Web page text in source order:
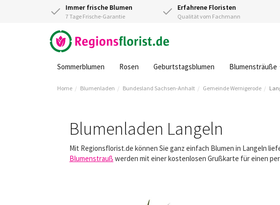
Immer frische Blumen
7 Tage Frische-Garantie
Erfahrene Floristen
Qualität vom Fachmann
Sommerblumen Rosen Geburtstagsblumen Blumensträuße
Home Blumenladen Bundesland Sachsen-Anhalt Gemeinde Wernigerode
Blumenladen Langeln
Mit Regionsflorist.de können Sie ganz einfach Blumen in Langeln
Blumenstrauß werden mit einer kostenlosen Grußkarte für einen